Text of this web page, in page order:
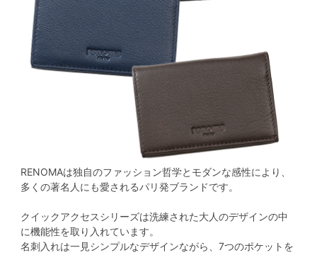
RENOMAは独自のファッション哲学とモダンな感性により、
多くの著名人にも愛されるパリ発ブランドです。
クイックアクセスシリーズは洗練された大人のデザインの中
に機能性を取り入れています。
名刺入れは一見シンプルなデザインながら、7つのポケットを